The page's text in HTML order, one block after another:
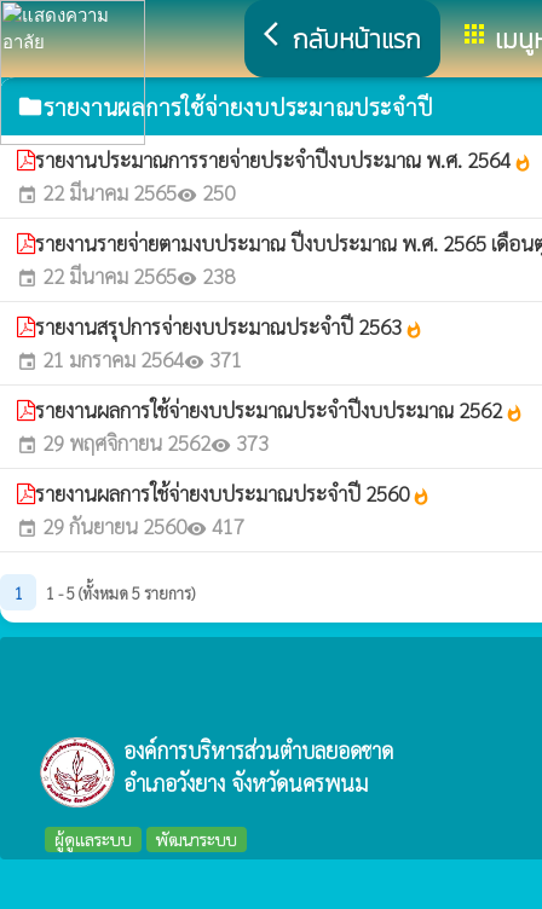
arrow_back_ios กลับหน้าแรก apps เม
folderรายงานผลการใช้จ่ายงบประมาณประจำปี
รายงานประมาณการรายจ่ายประจำปีงบประมาณ พ.ศ. 2564 whatshot
event 22 มีนาคม 2565visibility 250
รายงานรายจ่ายตามงบประมาณ ปีงบประมาณ พ.ศ. 2565 เดือ
event 22 มีนาคม 2565visibility 238
รายงานสรุปการจ่ายงบประมาณประจำปี 2563 whatshot
event 21 มกราคม 2564visibility 371
รายงานผลการใช้จ่ายงบประมาณประจำปีงบประมาณ 2562whatshot
event 29 พฤศจิกายน 2562visibility 373
รายงานผลการใช้จ่ายงบประมาณประจำปี 2560whatshot
event 29 กันยายน 2560visibility 417
1 1 - 5 (ทั้งหมด 5 รายการ)
องค์การบริหารส่วนตำบลยอดชาด
อำเภอวังยาง จังหวัดนครพนม
ผู้ดูแลระบบ พัฒนาระบบ